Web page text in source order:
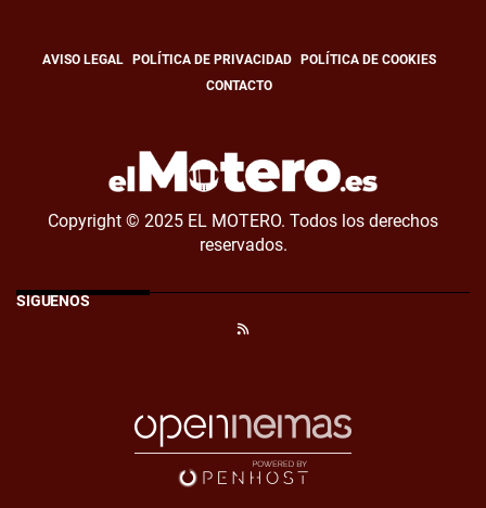
AVISO LEGAL POLÍTICA DE PRIVACIDAD
POLÍTICA DE COOKIES
CONTACTO
Copyright © 2025 EL MOTERO. Todos los derechos
reservados.
SÍGUENOS